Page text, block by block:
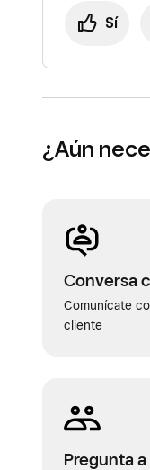
Sí
¿Aún
Conversa
Comunícate
cliente
Pregunta